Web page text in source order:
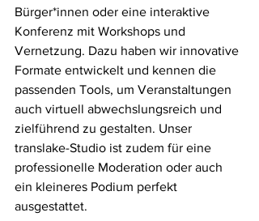
Bürger*innen oder eine interaktive
Konferenz mit Workshops und
Vernetzung. Dazu haben wir innovative
Formate entwickelt und kennen die
passenden Tools, um Veranstaltungen
auch virtuell abwechslungsreich und
zielführend zu gestalten. Unser
translake-Studio ist zudem für eine
professionelle Moderation oder auch
ein kleineres Podium perfekt
ausgestattet.